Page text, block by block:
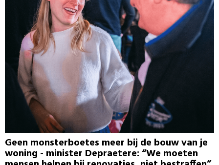
Geen monsterboetes meer bij de bouw van je
woning - minister Depraetere: “We moeten